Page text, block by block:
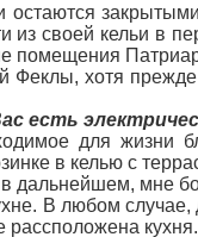
из своей кельи в
помещения
Феклы, хотя
есть
для жизни
в келью с
дальнейшем, мне
В любом
рассположена кухня.